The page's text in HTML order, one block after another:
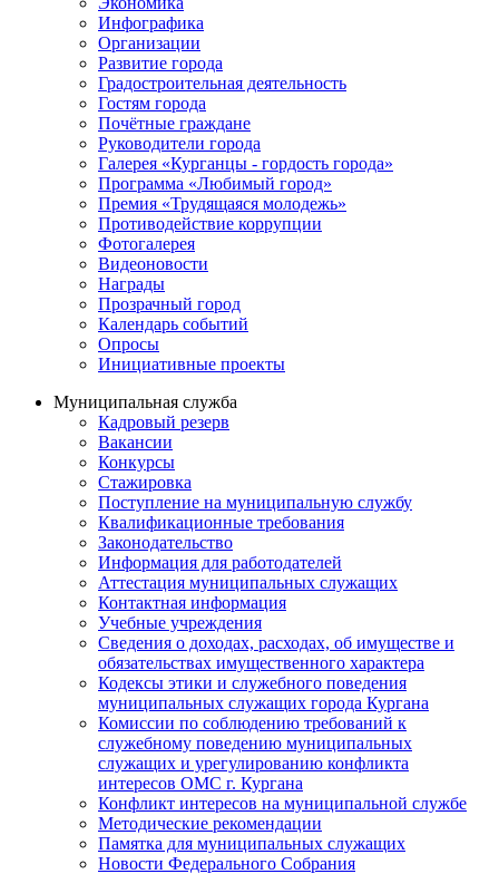
Инфографика
Организации
Развитие города
Градостроительная деятельность
Гостям города
Почётные граждане
Руководители города
Галерея «Курганцы - гордость города»
Программа «Любимый город»
Премия «Трудящаяся молодежь»
Противодействие коррупции
Фотогалерея
Видеоновости
Награды
Прозрачный город
Календарь событий
Опросы
Инициативные проекты
Муниципальная служба
Кадровый резерв
Вакансии
Конкурсы
Стажировка
Поступление на муниципальную службу
Квалификационные требования
Законодательство
Информация для работодателей
Аттестация муниципальных служащих
Контактная информация
Учебные учреждения
Сведения о доходах, расходах, об имуществе и
обязательствах имущественного характера
Кодексы этики и служебного поведения
муниципальных служащих города Кургана
Комиссии по соблюдению требований к
служебному поведению муниципальных
служащих и урегулированию конфликта
интересов ОМС г. Кургана
Конфликт интересов на муниципальной службе
Методические рекомендации
Памятка для муниципальных служащих
Новости Федерального Cобрания